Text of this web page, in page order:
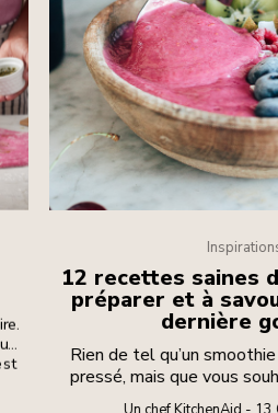
12 recettes saines
préparer et à
dernière
Rien de tel qu’un
pressé, mais que vous
manger équilibré. C’est un